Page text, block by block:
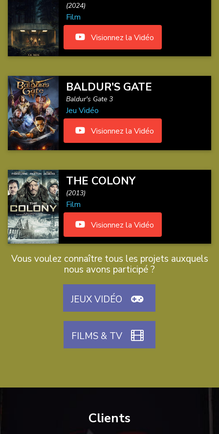
(2024)
Film
Visionnez la Vidéo
BALDUR'S GATE
Baldur's Gate 3
Jeu Vidéo
Visionnez la Vidéo
THE COLONY
(2013)
Film
Visionnez la Vidéo
Vous voulez connaître tous les projets auxquels
nous avons participé ?
JEUX VIDÉO
FILMS & TV
Clients